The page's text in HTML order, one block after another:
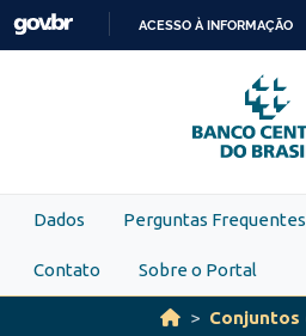
Skip to main content
PARA
O
ACESSO À INFORMAÇÃO
Dados Perguntas Frequentes
Contato Sobre o Portal
Conjuntos